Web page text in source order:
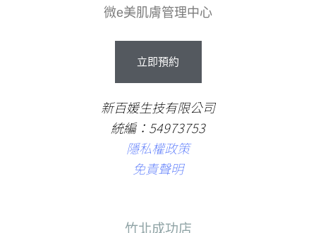
微e美肌膚管理中心
立即預約
新百媛生技有限公司
統編：54973753
隱私權政策
免責聲明
竹北成功店